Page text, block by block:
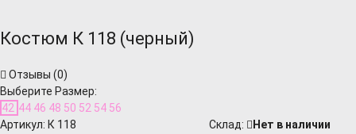
Костюм К 118 (черный)
Отзывы (0)
Выберите Размер:
42 44 46 48 50 52 54 56
Артикул: К 118 Cклад:
Нет в наличии